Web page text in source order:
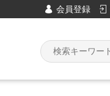
会員登録